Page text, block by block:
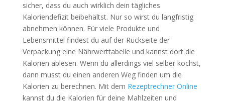
sicher, dass du auch wirklich dein tägliches
Kaloriendefizit beibehältst. Nur so wirst du langfristig
abnehmen können. Für viele Produkte und
Lebensmittel findest du auf der Rückseite der
Verpackung eine Nährwerttabelle und kannst dort die
Kalorien ablesen. Wenn du allerdings viel selber kochst,
dann musst du einen anderen Weg finden um die
Kalorien zu berechnen. Mit dem Rezeptrechner Online
kannst du die Kalorien für deine Mahlzeiten und